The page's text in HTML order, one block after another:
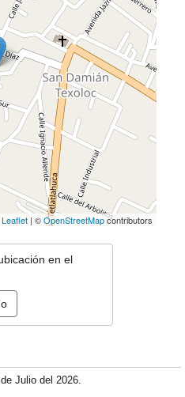
Leaflet | ©OpenStreetMapcontributors
en el
Julio del 2026.